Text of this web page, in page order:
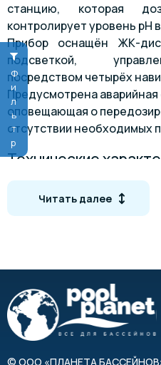
Фильтр
станцию, которая
контролирует уровень pH
Прибор оснащён ЖК-
подсветкой,
посредством четырёх
Предусмотрена аварийная
оповещающая о
отсутствии необходимых
Технические
Объем бассейна:до 200
220-240 В,
л/ч
Максимальное
Диапазон измерения pH:
Измерения Redox:+/-
Читать далее
© ООО «ПЛАНЕТА